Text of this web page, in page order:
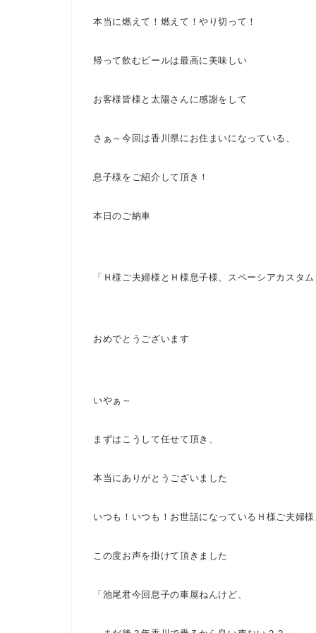
本当に燃えて！燃えて！やり切って！
帰って飲むビールは最高に美味しい
お客様皆様と太陽さんに感謝をして
さぁ～ 今回は香川県にお住まいになっている、
息子様をご紹介して頂き！
本日のご納車
「Ｈ様ご夫婦様とＨ様息子様、スペーシアカスタ
おめでとうございます
いやぁ～
まずはこうして任せて頂き、
本当にありがとうございました
いつも！いつも！お世話になっているＨ様ご夫婦
この度お声を掛けて頂きました
「池尾君今回息子の車屋ねんけど、